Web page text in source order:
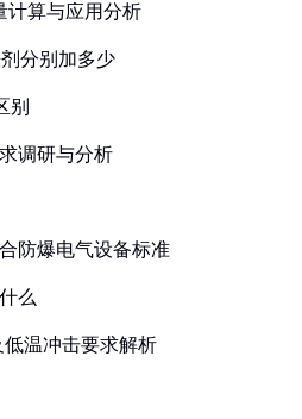
计算与应用分析
分别加多少
别
调研与分析
防爆电气设备标准
么
低温冲击要求解析